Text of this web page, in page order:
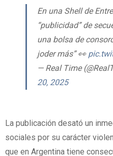
En una Shell de
“publicidad” de
una bolsa de
joder más” 👀
— Real Time
20, 2025
La publicación desató un
sociales por su carácter
que en Argentina tiene